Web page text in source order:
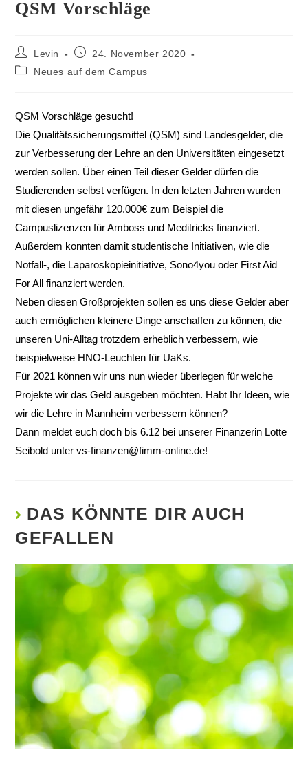
QSM Vorschläge
Levin
24. November 2020
Neues auf dem Campus
QSM Vorschläge gesucht!
Die Qualitätssicherungsmittel (QSM) sind Landesgelder, die
zur Verbesserung der Lehre an den Universitäten eingesetzt
werden sollen. Über einen Teil dieser Gelder dürfen die
Studierenden selbst verfügen. In den letzten Jahren wurden
mit diesen ungefähr 120.000€ zum Beispiel die
Campuslizenzen für Amboss und Meditricks finanziert.
Außerdem konnten damit studentische Initiativen, wie die
Notfall-, die Laparoskopieinitiative, Sono4you oder First Aid
For All finanziert werden.
Neben diesen Großprojekten sollen es uns diese Gelder aber
auch ermöglichen kleinere Dinge anschaffen zu können, die
unseren Uni-Alltag trotzdem erheblich verbessern, wie
beispielweise HNO-Leuchten für UaKs.
Für 2021 können wir uns nun wieder überlegen für welche
Projekte wir das Geld ausgeben möchten. Habt Ihr Ideen, wie
wir die Lehre in Mannheim verbessern können?
Dann meldet euch doch bis 6.12 bei unserer Finanzerin Lotte
Seibold untervs-finanzen@fimm-online.de!
DAS KÖNNTE DIR AUCH
GEFALLEN